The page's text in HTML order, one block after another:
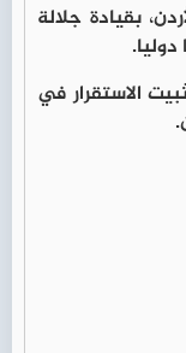
بقيادة جلالة
الاستقرار في